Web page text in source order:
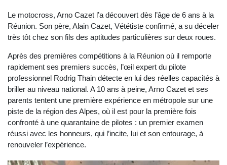
Le motocross, Arno Cazet l’a découvert dès l’âge de 6 ans à la
Réunion. Son père, Alain Cazet, Vététiste confirmé, a su déceler
très tôt chez son fils des aptitudes particulières sur deux roues.
Après des premières compétitions à la Réunion où il remporte
rapidement ses premiers succès, l’œil expert du pilote
professionnel Rodrig Thain détecte en lui des réelles capacités à
briller au niveau national. A 10 ans à peine, Arno Cazet et ses
parents tentent une première expérience en métropole sur une
piste de la région des Alpes, où il est pour la première fois
confronté à une quarantaine de pilotes : un premier examen
réussi avec les honneurs, qui l’incite, lui et son entourage, à
renouveler l’expérience.